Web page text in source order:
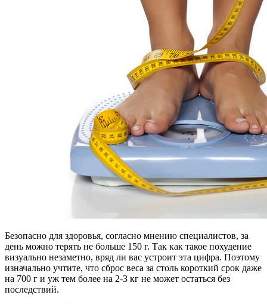
Безопасно для здоровья, согласно мнению специалистов, за
день можно терять не больше 150 г. Так как такое похудение
визуально незаметно, вряд ли вас устроит эта цифра. Поэтому
изначально учтите, что сброс веса за столь короткий срок даже
на 700 г и уж тем более на 2-3 кг не может остаться без
последствий.